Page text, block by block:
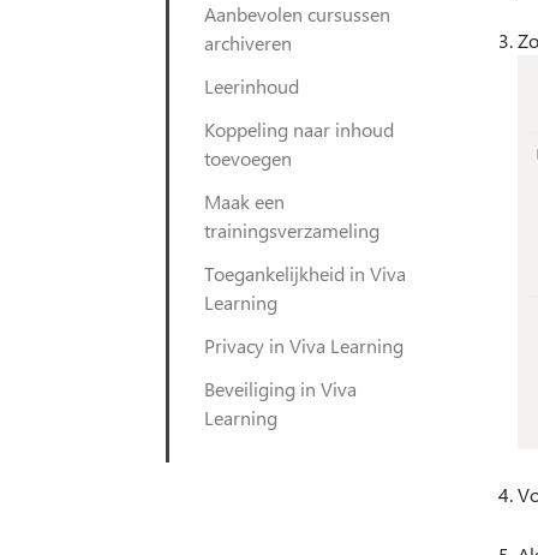
Aanbevolen cursussen
archiveren
Leerinhoud
Koppeling naar inhoud
toevoegen
Maak een
trainingsverzameling
Toegankelijkheid in Viva
Learning
Privacy in Viva Learning
Beveiliging in Viva
Learning